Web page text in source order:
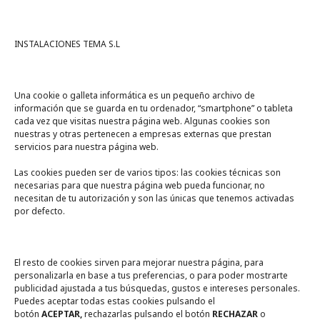
INSTALACIONES TEMA S.L
Una cookie o galleta informática es un pequeño archivo de
información que se guarda en tu ordenador, “smartphone” o tableta
cada vez que visitas nuestra página web. Algunas cookies son
nuestras y otras pertenecen a empresas externas que prestan
servicios para nuestra página web.
Las cookies pueden ser de varios tipos: las cookies técnicas son
necesarias para que nuestra página web pueda funcionar, no
necesitan de tu autorización y son las únicas que tenemos activadas
por defecto.
El resto de cookies sirven para mejorar nuestra página, para
personalizarla en base a tus preferencias, o para poder mostrarte
publicidad ajustada a tus búsquedas, gustos e intereses personales.
Puedes aceptar todas estas cookies pulsando el
botón ACEPTAR,rechazarlas pulsando el botón RECHAZARo
A un click
Tienda online Legal
Política de privacidad